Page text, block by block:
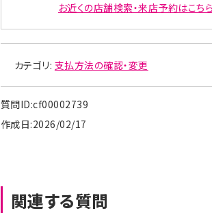
お近くの店舗検索・来店予約はこち
カテゴリ: 支払方法の確認・変更
質問ID:cf00002739
作成日:2026/02/17
関連する質問